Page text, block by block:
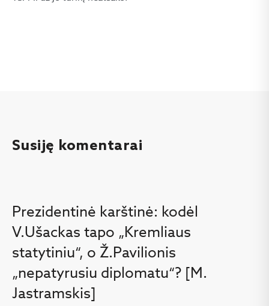
Susiję komentarai
Prezidentinė karštinė: kodėl
V.Ušackas tapo „Kremliaus
statytiniu“, o Ž.Pavilionis
„nepatyrusiu diplomatu“? [M.
Jastramskis]